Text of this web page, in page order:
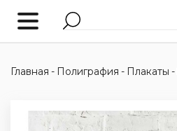
Главная - Полиграфия - Плакаты -